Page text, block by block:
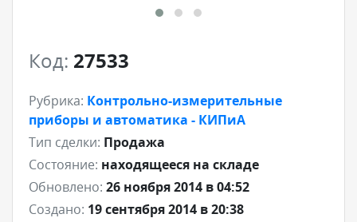
Код: 27533
Рубрика: Контрольно-измерительные
приборы и автоматика - КИПиА
Тип сделки: Продажа
Состояние: находящееся на складе
Обновлено: 26 ноября 2014 в 04:52
Создано: 19 сентября 2014 в 20:38